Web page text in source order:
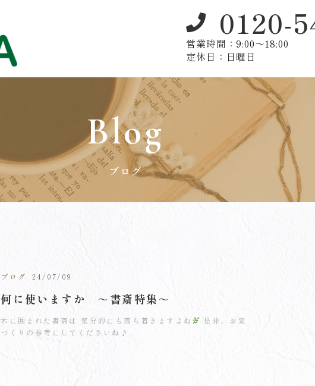
0120-
営業時間：9:00〜18:00
定休日：日曜日
Blog
ブログ
ブログ 24/07/09
何に使いますか ～書斎特集～
木に囲まれた書斎は 気分的にも落ち着きますよね
是非、お家
づくりの参考にしてくださいね♪